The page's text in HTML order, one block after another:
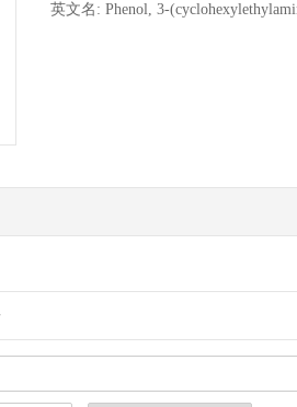
英文名: Phenol, 3-